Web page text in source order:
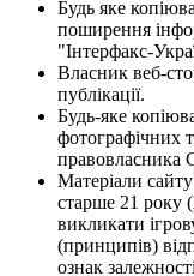
Будь яке
поширення
"Інтерфакс-
Власник веб-
публікації.
Будь-яке
фотографічних
правовласника
Матеріали
старше 21 року
викликати
(принципів)
ознак